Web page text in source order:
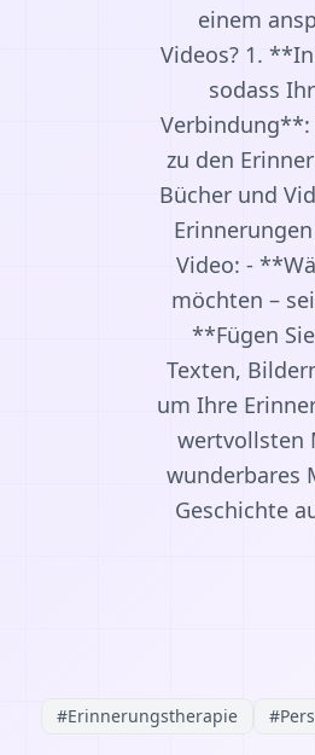
einem
Videos? 1.
sodass
Verbindung**:
zu den
Bücher und
Video: -
möchten –
**Fügen
Texten,
um Ihre
wertvollsten
wunderbares
Geschichte
#Erinnerungstherapie #